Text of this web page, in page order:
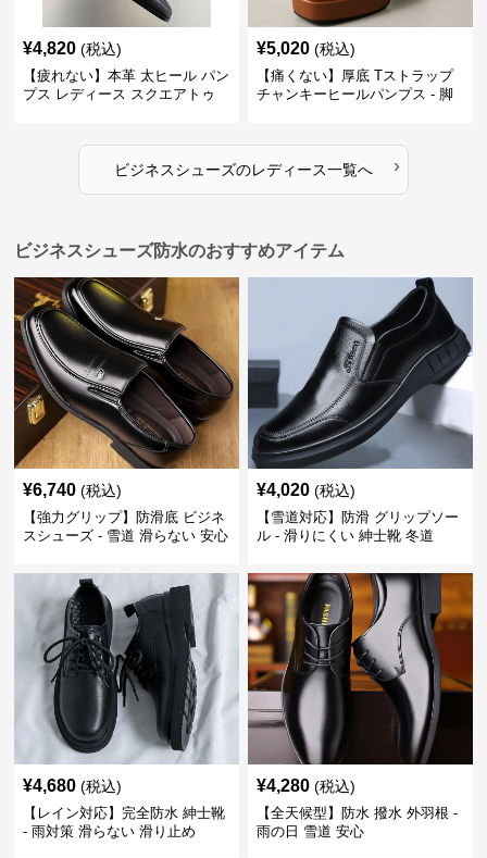
¥4,820 (税込)
【疲れない】本革 太ヒール パン
プス レディース スクエアトゥ
¥5,020 (税込)
【痛くない】厚底 Tストラップ
チャンキーヒールパンプス - 脚
ビジネスシューズのレディース一覧へ ›
ビジネスシューズ防水のおすすめアイテム
¥6,740 (税込)
【強力グリップ】防滑底 ビジネ
スシューズ - 雪道 滑らない 安心
¥4,020 (税込)
【雪道対応】防滑 グリップソー
ル - 滑りにくい 紳士靴 冬道
¥4,680 (税込)
【レイン対応】完全防水 紳士靴
- 雨対策 滑らない 滑り止め
¥4,280 (税込)
【全天候型】防水 撥水 外羽根 -
雨の日 雪道 安心